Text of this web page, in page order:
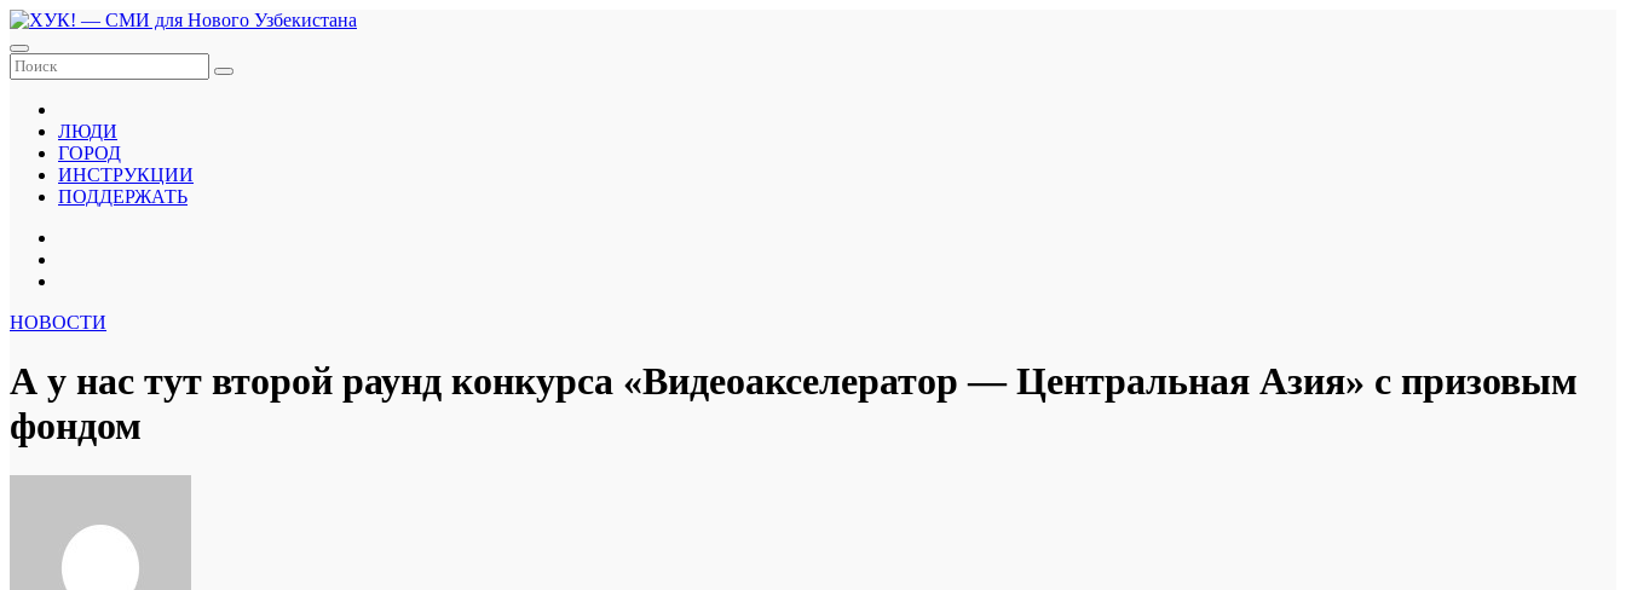
Перейти
к
содержанию
ЛЮДИ
ГОРОД
ИНСТРУКЦИИ
ПОДДЕРЖАТЬ
НОВОСТИ
А у нас тут второй раунд конкурса «Видеоакселератор — Центральная Азия» с призовым
фондом